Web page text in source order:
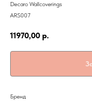
Decaro Wallcoverings
ARS007
11970,00 р.
Бренд